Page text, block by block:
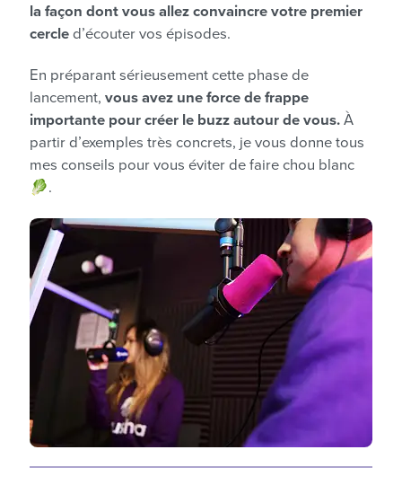
la façon dont vous allez convaincre votre premier
cercle d’écouter vos épisodes.
En préparant sérieusement cette phase de
lancement, vous avez une force de frappe
importante pour créer le buzz autour de vous. À
partir d’exemples très concrets, je vous donne tous
mes conseils pour vous éviter de faire chou blanc
🥬.